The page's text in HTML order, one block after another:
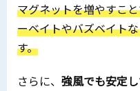
マグネットを増やすこ
ーベイトやバズベイト
す。
さらに、 強風でも安定